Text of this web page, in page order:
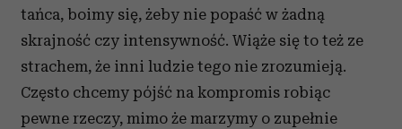
tańca, boimy się, żeby nie popaść w żadną
skrajność czy intensywność. Wiąże się to też ze
strachem, że inni ludzie tego nie zrozumieją.
Często chcemy pójść na kompromis robiąc
pewne rzeczy, mimo że marzymy o zupełnie